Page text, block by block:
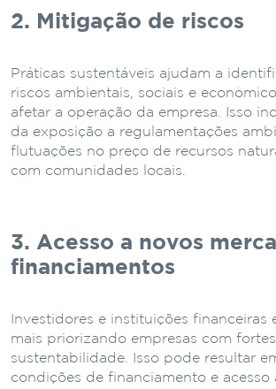
2. Mitigação de riscos
Práticas sustentáveis ajudam a
riscos ambientais, sociais e
afetar a operação da empresa. Isso
da exposição a regulamentações
flutuações no preço de recursos
com comunidades locais.
3. Acesso a novos
financiamentos
Investidores e instituições financeiras
mais priorizando empresas com
sustentabilidade. Isso pode resultar
condições de financiamento e acesso